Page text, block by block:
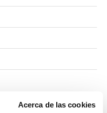
Acerca de las cookies